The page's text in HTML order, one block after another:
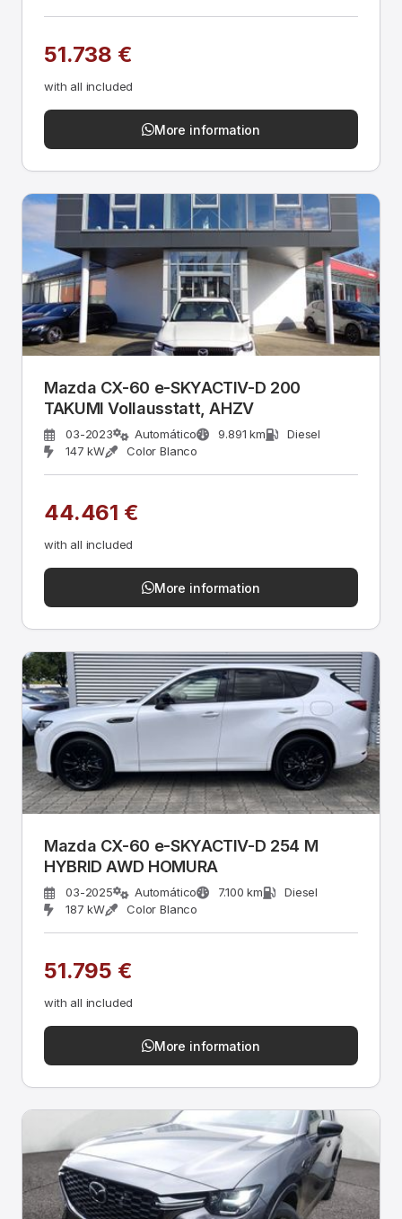
51.738 €
with all included
More information
Mazda CX-60 e-SKYACTIV-D 200
TAKUMI Vollausstatt, AHZV
03-2023 Automático 9.891 km
Diesel
147 kW
Color Blanco
44.461 €
with all included
More information
Mazda CX-60 e-SKYACTIV-D 254 M
HYBRID AWD HOMURA
03-2025 Automático 7.100 km
Diesel
187 kW
Color Blanco
51.795 €
with all included
More information